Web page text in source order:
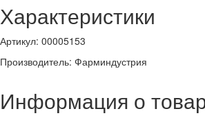
Характеристики
Артикул: 00005153
Производитель: Фарминдустрия
Информация о